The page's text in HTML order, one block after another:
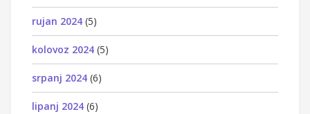
rujan 2024 (5)
kolovoz 2024 (5)
srpanj 2024 (6)
lipanj 2024 (6)